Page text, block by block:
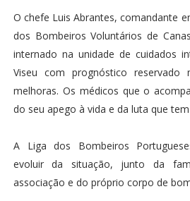
O chefe Luis Abrantes, comandante
dos Bombeiros Voluntários de
internado na unidade de cuidados
Viseu com prognóstico reservado
melhoras. Os médicos que o
do seu apego à vida e da luta que
A Liga dos Bombeiros
evoluir da situação, junto da
associação e do próprio corpo de